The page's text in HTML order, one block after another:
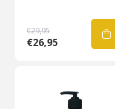
€29,95
€26,95